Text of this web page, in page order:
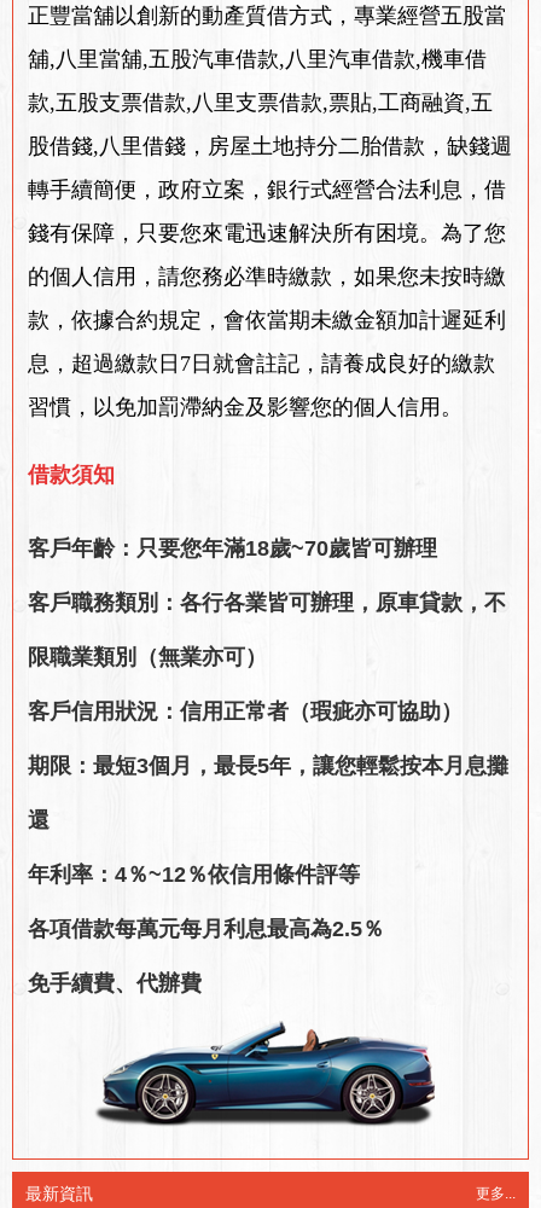
正豐當舖以創新的動產質借方式，專業經營五股當
舖,八里當舖,五股汽車借款,八里汽車借款,機車借
款,五股支票借款,八里支票借款,票貼,工商融資,五
股借錢,八里借錢，房屋土地持分二胎借款，缺錢週
轉手續簡便，政府立案，銀行式經營合法利息，借
錢有保障，只要您來電迅速解決所有困境。為了您
的個人信用，請您務必準時繳款，如果您未按時繳
款，依據合約規定，會依當期未繳金額加計遲延利
息，超過繳款日7日就會註記，請養成良好的繳款
習慣，以免加罰滯納金及影響您的個人信用。
借款須知
客戶年齡：只要您年滿18歲~70歲皆可辦理
客戶職務類別：各行各業皆可辦理，原車貸款，不
限職業類別（無業亦可）
客戶信用狀況：信用正常者（瑕疵亦可協助）
期限：最短3個月，最長5年，讓您輕鬆按本月息攤
還
年利率：4％~12％依信用條件評等
各項借款每萬元每月利息最高為2.5％
免手續費、代辦費
最新資訊 更多...